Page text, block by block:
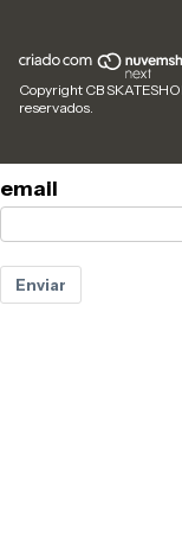
Copyright CB
reservados.
email
Enviar